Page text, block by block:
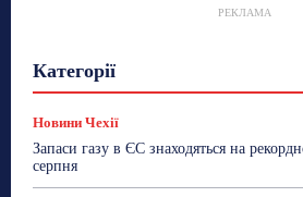
РЕКЛАМА
Категорії
Новини Чехії
ТехноМанія
Топ-
Новини Чехії
Запаси газу в ЄС знаходяться на
серпня